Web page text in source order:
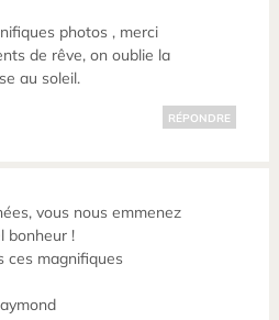
photos , merci
de rêve, on oublie la
au soleil.
RÉPONDRE
vous nous emmenez
bonheur !
ces magnifiques